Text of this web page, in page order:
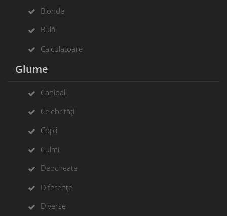
Blonde
Bulă
Calculatoare
Glume
Canibali
Celebrități
Copii
Culmi
Deocheate
Diferențe
Diverse